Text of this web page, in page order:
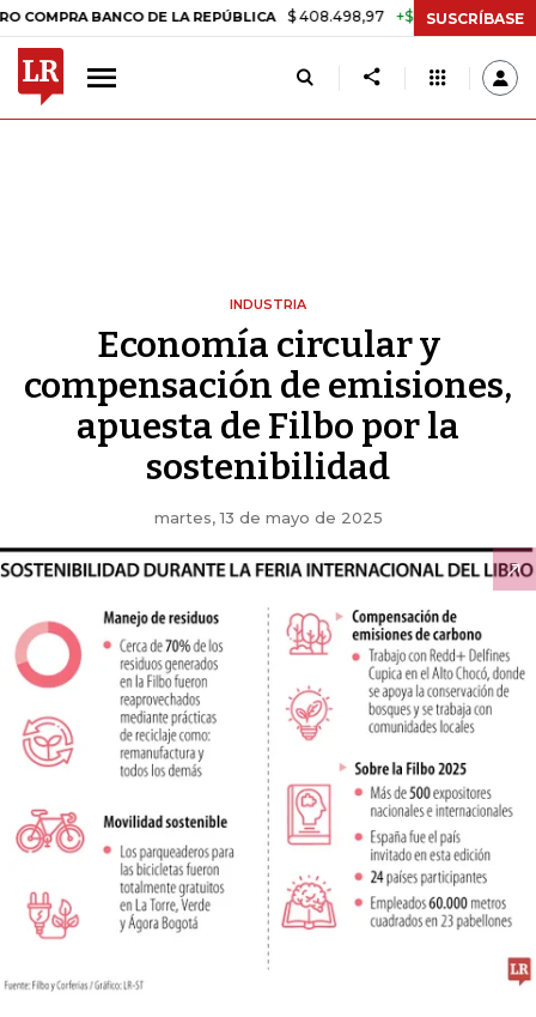
BANCO DE LA REPÚBLICA $ 408.498,97 +$ 8.753,81 +2,19%
SUSCRÍBASE
INDUSTRIA
Economía circular y
compensación de emisiones,
apuesta de Filbo por la
sostenibilidad
martes, 13 de mayo de 2025